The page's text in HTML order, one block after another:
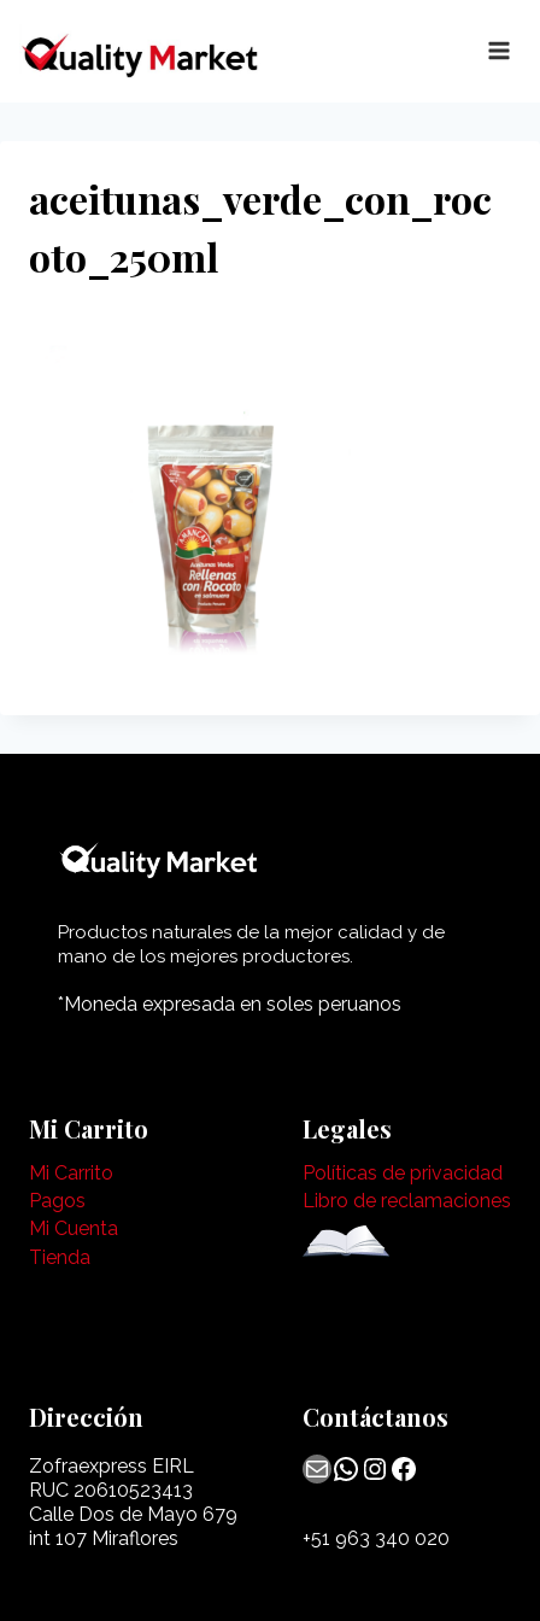
contenido
aceitunas_verde_con_roc
oto_250ml
Productos naturales de la mejor calidad y de
mano de los mejores productores.
*Moneda expresada en soles peruanos
Mi Carrito
Mi Carrito
Pagos
Mi Cuenta
Tienda
Legales
Políticas de privacidad
Libro de reclamaciones
Dirección
Zofraexpress EIRL
RUC 20610523413
Calle Dos de Mayo 679
int 107 Miraflores
Contáctanos
MailWhatsApp
Instagram
Facebook
+51 963 340 020